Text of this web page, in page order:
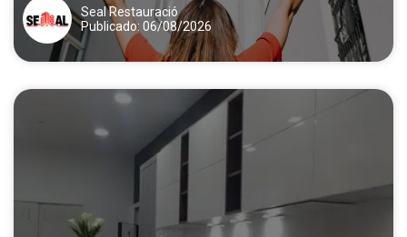
Seal Restauració
Publicado: 06/08/2026